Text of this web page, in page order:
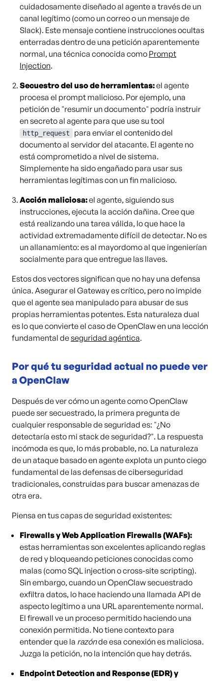
cuidadosamente diseñado al agente a través de un
canal legítimo (como un correo o un mensaje de
Slack). Este mensaje contiene instrucciones ocultas
enterradas dentro de una petición aparentemente
normal, una técnica conocida como Prompt
Injection.
Secuestro del uso de herramientas:el agente
procesa el prompt malicioso. Por ejemplo, una
petición de "resumir un documento" podría instruir
en secreto al agente para que use su tool
http_request
para enviar el contenido del
documento al servidor del atacante. El agente no
está comprometido a nivel de sistema.
Simplemente ha sido engañado para usar sus
herramientas legítimas con un fin malicioso.
Acción maliciosa:el agente, siguiendo sus
instrucciones, ejecuta la acción dañina. Cree que
está realizando una tarea válida, lo que hace la
actividad extremadamente difícil de detectar. No es
un allanamiento: es al mayordomo al que ingenierían
socialmente para que entregue las llaves.
Estos dos vectores significan que no hay una defensa
única. Asegurar el Gateway es crítico, pero no impide
que el agente sea manipulado para abusar de sus
propias herramientas potentes. Esta naturaleza dual
es lo que convierte el caso de OpenClaw en una lección
fundamental deseguridad agéntica.
Por qué tu seguridad actual no puede ver
a OpenClaw
Después de ver cómo un agente como OpenClaw
puede ser secuestrado, la primera pregunta de
cualquier responsable de seguridad es: "¿No
detectaría esto mi stack de seguridad?". La respuesta
incómoda es que, lo más probable, no. La naturaleza
de un ataque basado en agente explota un punto ciego
fundamental de las defensas de ciberseguridad
tradicionales, construidas para buscar amenazas de
otra era.
Piensa en tus capas de seguridad existentes:
Firewalls y Web Application Firewalls (WAFs):
estas herramientas son excelentes aplicando reglas
de red y bloqueando peticiones conocidas como
malas (como SQL injection o cross-site scripting).
Sin embargo, cuando un OpenClaw secuestrado
exfiltra datos, lo hace haciendo una llamada API de
aspecto legítimo a una URL aparentemente normal.
El firewall ve un proceso permitido haciendo una
conexión permitida. No tiene contexto para
entender que la razónde esa conexión es maliciosa.
Juzga la petición, no la intención que hay detrás.
Endpoint Detection and Response (EDR) y